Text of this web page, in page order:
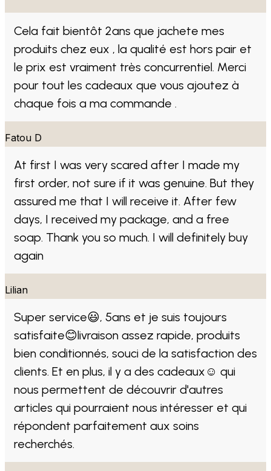
Cela fait bientôt 2ans que jachete mes
produits chez eux , la qualité est hors pair et
le prix est vraiment très concurrentiel. Merci
pour tout les cadeaux que vous ajoutez à
chaque fois a ma commande .
Fatou D
At first I was very scared after I made my
first order, not sure if it was genuine. But they
assured me that I will receive it. After few
days, I received my package, and a free
soap. Thank you so much. I will definitely buy
again
Lilian
Super service😃, 5ans et je suis toujours
satisfaite😊livraison assez rapide, produits
bien conditionnés, souci de la satisfaction des
clients. Et en plus, il y a des cadeaux☺ qui
nous permettent de découvrir d'autres
articles qui pourraient nous intéresser et qui
répondent parfaitement aux soins
recherchés.